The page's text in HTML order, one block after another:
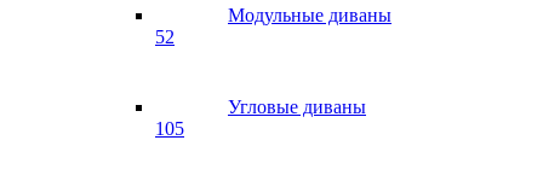
Модульные диваны
52
Угловые диваны
105